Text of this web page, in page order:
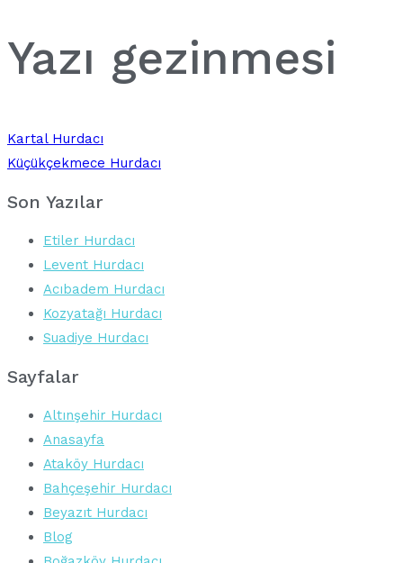
Yazı gezinmesi
Kartal Hurdacı
Küçükçekmece Hurdacı
Son Yazılar
Etiler Hurdacı
Levent Hurdacı
Acıbadem Hurdacı
Kozyatağı Hurdacı
Suadiye Hurdacı
Sayfalar
Altınşehir Hurdacı
Anasayfa
Ataköy Hurdacı
Bahçeşehir Hurdacı
Beyazıt Hurdacı
Blog